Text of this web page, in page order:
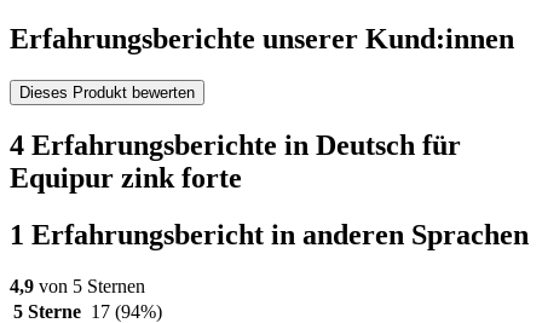
Erfahrungsberichte unserer Kund:innen
Dieses Produkt bewerten
4 Erfahrungsberichte in Deutsch für
Equipur zink forte
1 Erfahrungsbericht in anderen Sprachen
4,9 von 5 Sternen
5 Sterne 17 (94%)